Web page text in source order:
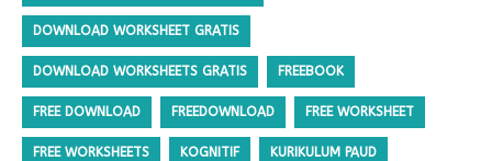
DOWNLOAD WORKSHEET GRATIS
DOWNLOAD WORKSHEETS GRATIS FREEBOOK
FREE DOWNLOAD FREEDOWNLOAD FREE WORKSHEET
FREE WORKSHEETS KOGNITIF KURIKULUM PAUD